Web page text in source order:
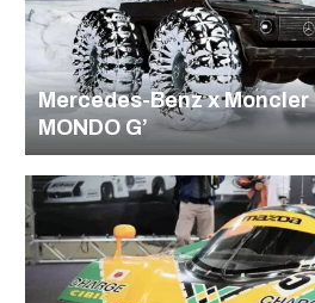
Mercedes-Benz x Moncler
MONDO G’